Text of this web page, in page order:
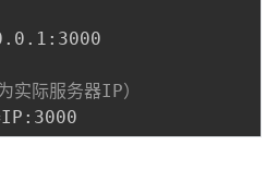
实际服务器IP）